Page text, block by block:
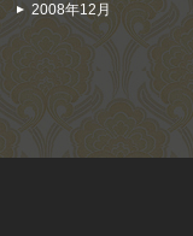
2008年12月